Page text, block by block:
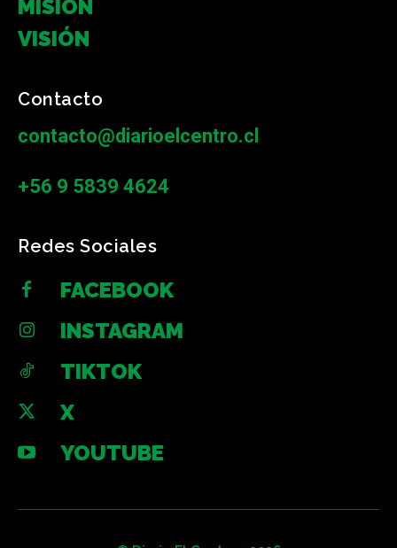
MISIÓN
VISIÓN
Contacto
contacto@diarioelcentro.cl
+56 9 5839 4624
Redes Sociales
FACEBOOK
INSTAGRAM
TIKTOK
X
YOUTUBE